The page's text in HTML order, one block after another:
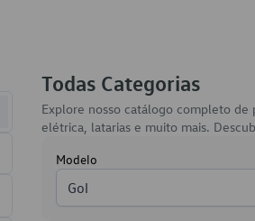
Todas Categorias
Explore nosso catálogo completo de
elétrica, latarias e muito mais.
Modelo
Gol